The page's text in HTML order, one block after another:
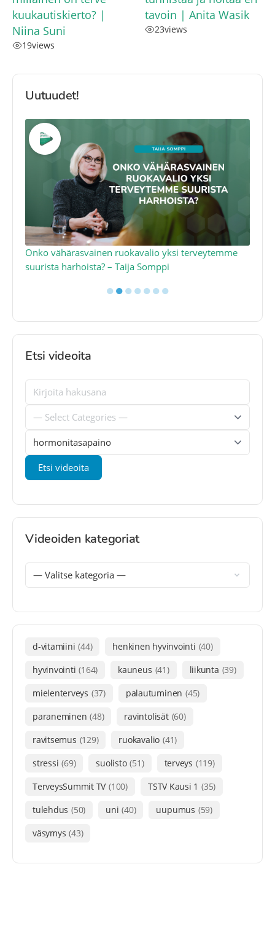
kuukautiskierto? |
Niina Suni
19views
tavoin | Anita Wasik
23views
Uutuudet!
Onko vähärasvainen ruokavalio yksi terveytemme
suurista harhoista? – Taija Somppi
●●●●●●●
Etsi videoita
Videoiden kategoriat
d-vitamiini (44) henkinen hyvinvointi (40)
hyvinvointi (164) kauneus (41) liikunta (39)
mielenterveys (37) palautuminen (45)
paraneminen (48) ravintolisät (60)
ravitsemus (129) ruokavalio (41)
stressi (69) suolisto (51) terveys (119)
TerveysSummit TV (100) TSTV Kausi 1 (35)
tulehdus (50) uni (40) uupumus (59)
väsymys (43)